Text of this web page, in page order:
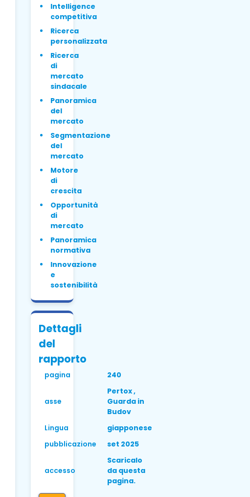
Intelligence
competitiva
Ricerca
personalizzata
Ricerca
di
mercato
sindacale
Panoramica
del
mercato
Segmentazione
del
mercato
Motore
di
crescita
Opportunità
di
mercato
Panoramica
normativa
Innovazione
e
sostenibilità
Dettagli
del
rapporto
pagina 240
asse
Pertox ,
Guarda in
Budov
Lingua
giapponese
pubblicazione
set 2025
accesso
Scaricalo
da questa
pagina.